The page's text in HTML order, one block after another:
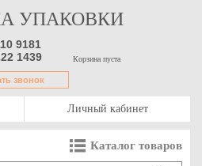
УПАКОВКИ
9181
1439
звонок
Корзина пуста
Личный кабинет
Каталог товаров